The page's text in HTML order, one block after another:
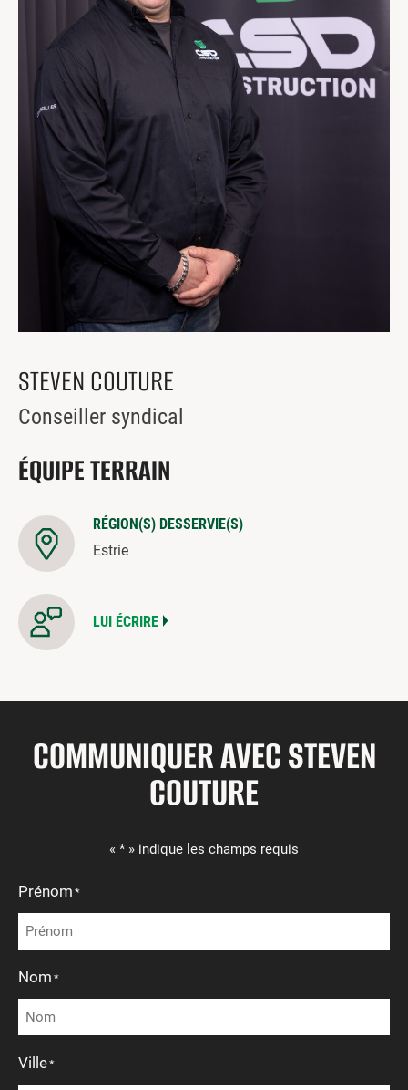
Comment s’impliquer
Victime d’un accident
Nouvelles et événements
Employeurs
Documents et formulaires
Nous contacter
Recherche
STEVEN COUTURE
Conseiller syndical
ÉQUIPE TERRAIN
RÉGION(S) DESSERVIE(S)
Estrie
LUI ÉCRIRE
COMMUNIQUER AVEC STEVEN
COUTURE
« * » indique les champs requis
Prénom *
Nom *
Ville*